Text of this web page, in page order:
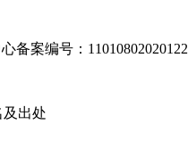
备案编号：11010802020122
出处